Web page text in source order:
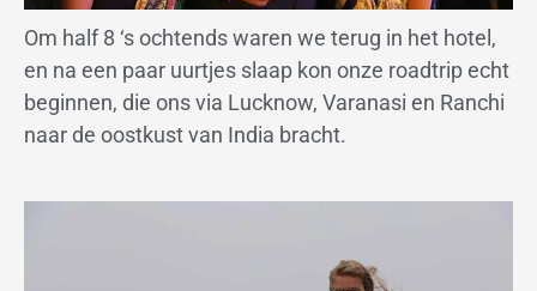
Om half 8 ‘s ochtends waren we terug in het hotel,
en na een paar uurtjes slaap kon onze roadtrip echt
beginnen, die ons via Lucknow, Varanasi en Ranchi
naar de oostkust van India bracht.